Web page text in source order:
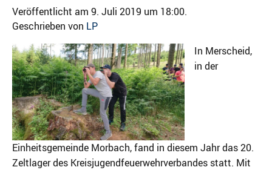
Veröffentlicht am 9. Juli 2019 um 18:00.
Geschrieben von LP
In Merscheid,
in der
Einheitsgemeinde Morbach, fand in diesem Jahr das 20.
Zeltlager des Kreisjugendfeuerwehrverbandes statt. Mit